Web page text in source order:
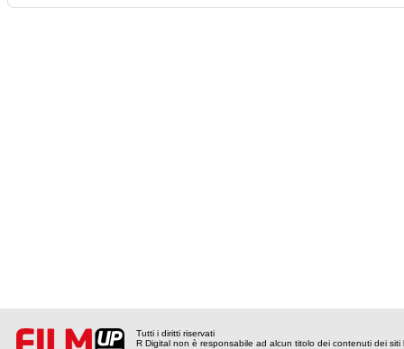
Tutti i diritti riservati
R Digital non è responsabile ad alcun titolo dei contenuti dei siti